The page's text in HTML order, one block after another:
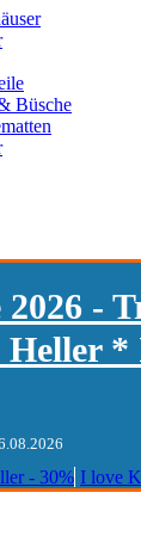
Büsche
2026 -
Heller
- 30% I love